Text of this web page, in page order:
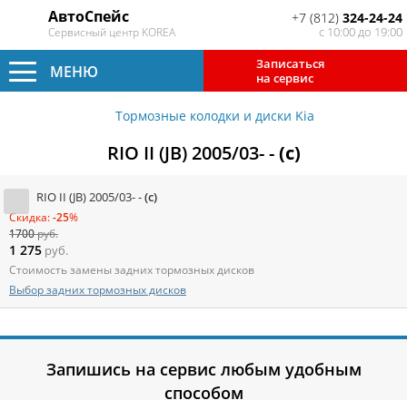
АвтоСпейс
Сервисный центр KOREA
+7 (812) 324-24-24
с 10:00 до 19:00
Записаться
на сервис
МЕНЮ
Тормозные колодки и диски Kia
RIO II (JB) 2005/03- -(c)
RIO II (JB) 2005/03- -(c)
Скидка:-25%
1700руб.
1 275 руб.
Стоимость замены задних тормозных дисков
Выбор задних тормозных дисков
Запишись на сервис любым удобным
способом